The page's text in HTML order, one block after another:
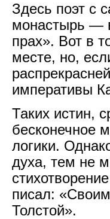
Здесь поэт с
монастырь —
прах». Вот в
месте, но,
императивы
Таких истин,
бесконечное
логики.
духа, тем не
писал:
Толстой».